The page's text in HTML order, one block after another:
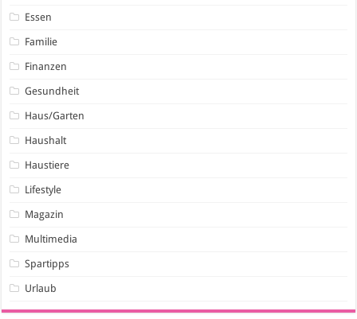
Essen
Familie
Finanzen
Gesundheit
Haus/Garten
Haushalt
Haustiere
Lifestyle
Magazin
Multimedia
Spartipps
Urlaub